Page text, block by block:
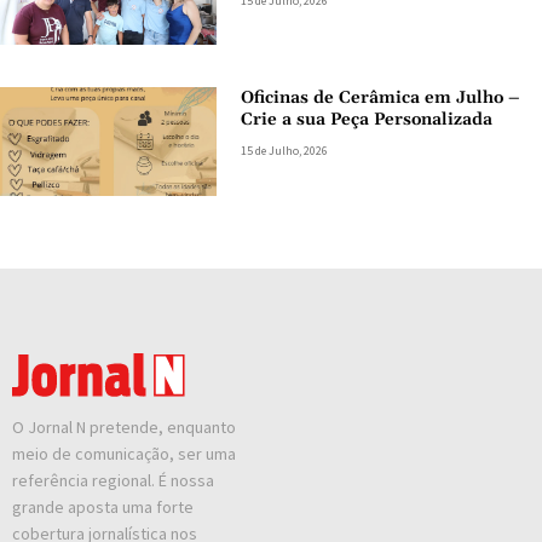
Oficinas de Cerâmica em Julho –
Crie a sua Peça Personalizada
15 de Julho, 2026
O Jornal N pretende, enquanto
meio de comunicação, ser uma
referência regional. É nossa
grande aposta uma forte
cobertura jornalística nos